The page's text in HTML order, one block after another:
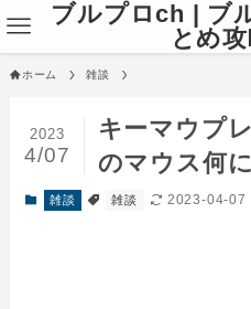
ブルプロch | ブ
とめ
ホーム 雑談
キーマウプ
のマウス何
2023
4/07
雑談 雑談 2023-04-07